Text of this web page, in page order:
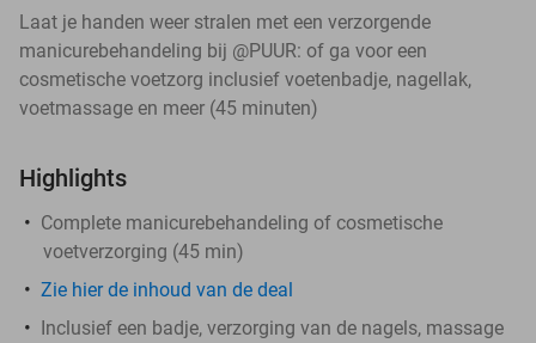
Laat je handen weer stralen met een verzorgende
manicurebehandeling bij @PUUR: of ga voor een
cosmetische voetzorg inclusief voetenbadje, nagellak,
voetmassage en meer (45 minuten)
Highlights
Complete manicurebehandeling of cosmetische
voetverzorging (45 min)
Zie hier de inhoud van de deal
Inclusief een badje, verzorging van de nagels, massage